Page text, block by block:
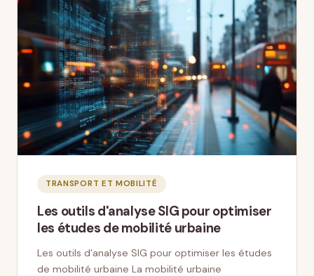
TRANSPORT ET MOBILITÉ
Les outils d'analyse SIG pour optimiser
les études de mobilité urbaine
Les outils d’analyse SIG pour optimiser les études
de mobilité urbaine La mobilité urbaine